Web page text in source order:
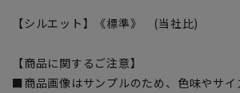
【シルエット】《標準》 (当社比)
【商品に関するご注意】
■商品画像はサンプルのため、色味やサイ